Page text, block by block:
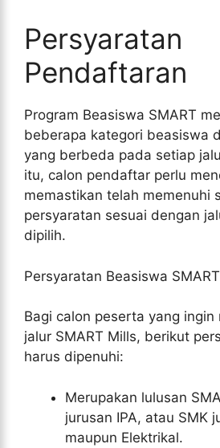
Persyaratan
Pendaftaran
Program Beasiswa SMART
beberapa kategori beasiswa
yang berbeda pada setiap
itu, calon pendaftar perlu
memastikan telah memenuhi
persyaratan sesuai dengan
dipilih.
Persyaratan Beasiswa
Bagi calon peserta yang
jalur SMART Mills, berikut
harus dipenuhi:
Merupakan lulusan
jurusan IPA, atau SMK
maupun Elektrikal.